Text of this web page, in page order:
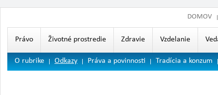
DOMOV
Právo Životné prostredie Zdravie Vzdelanie
O rubrike Odkazy Práva a povinnosti Tradícia a konzum